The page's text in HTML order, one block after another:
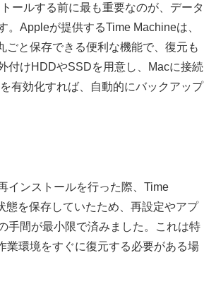
ールする前に最も重要なのが、データ
。Appleが提供するTime Machineは、
ごと保存できる便利な機能で、復元も
付けHDDやSSDを用意し、Macに接続
有効化すれば、自動的にバックアップ
インストールを行った際、Time
態を保存していたため、再設定やアプ
手間が最小限で済みました。これは特
業環境をすぐに復元する必要がある場